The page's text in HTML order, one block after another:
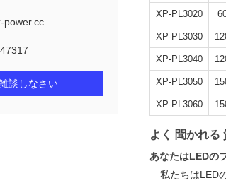
power.cc
談しなさい
XP-PL3020
XP-PL3030
XP-PL3040
XP-PL3050
XP-PL3060
よく 聞かれる
あなたはLEDの
私たちはLED